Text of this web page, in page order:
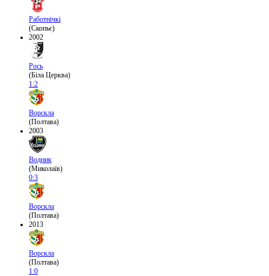
Работнічкі
(Скопьє)
2002
Рось
(Біла Церква)
1:2
Ворскла
(Полтава)
2003
Водник
(Миколаїв)
0:3
Ворскла
(Полтава)
2013
Ворскла
(Полтава)
1:0